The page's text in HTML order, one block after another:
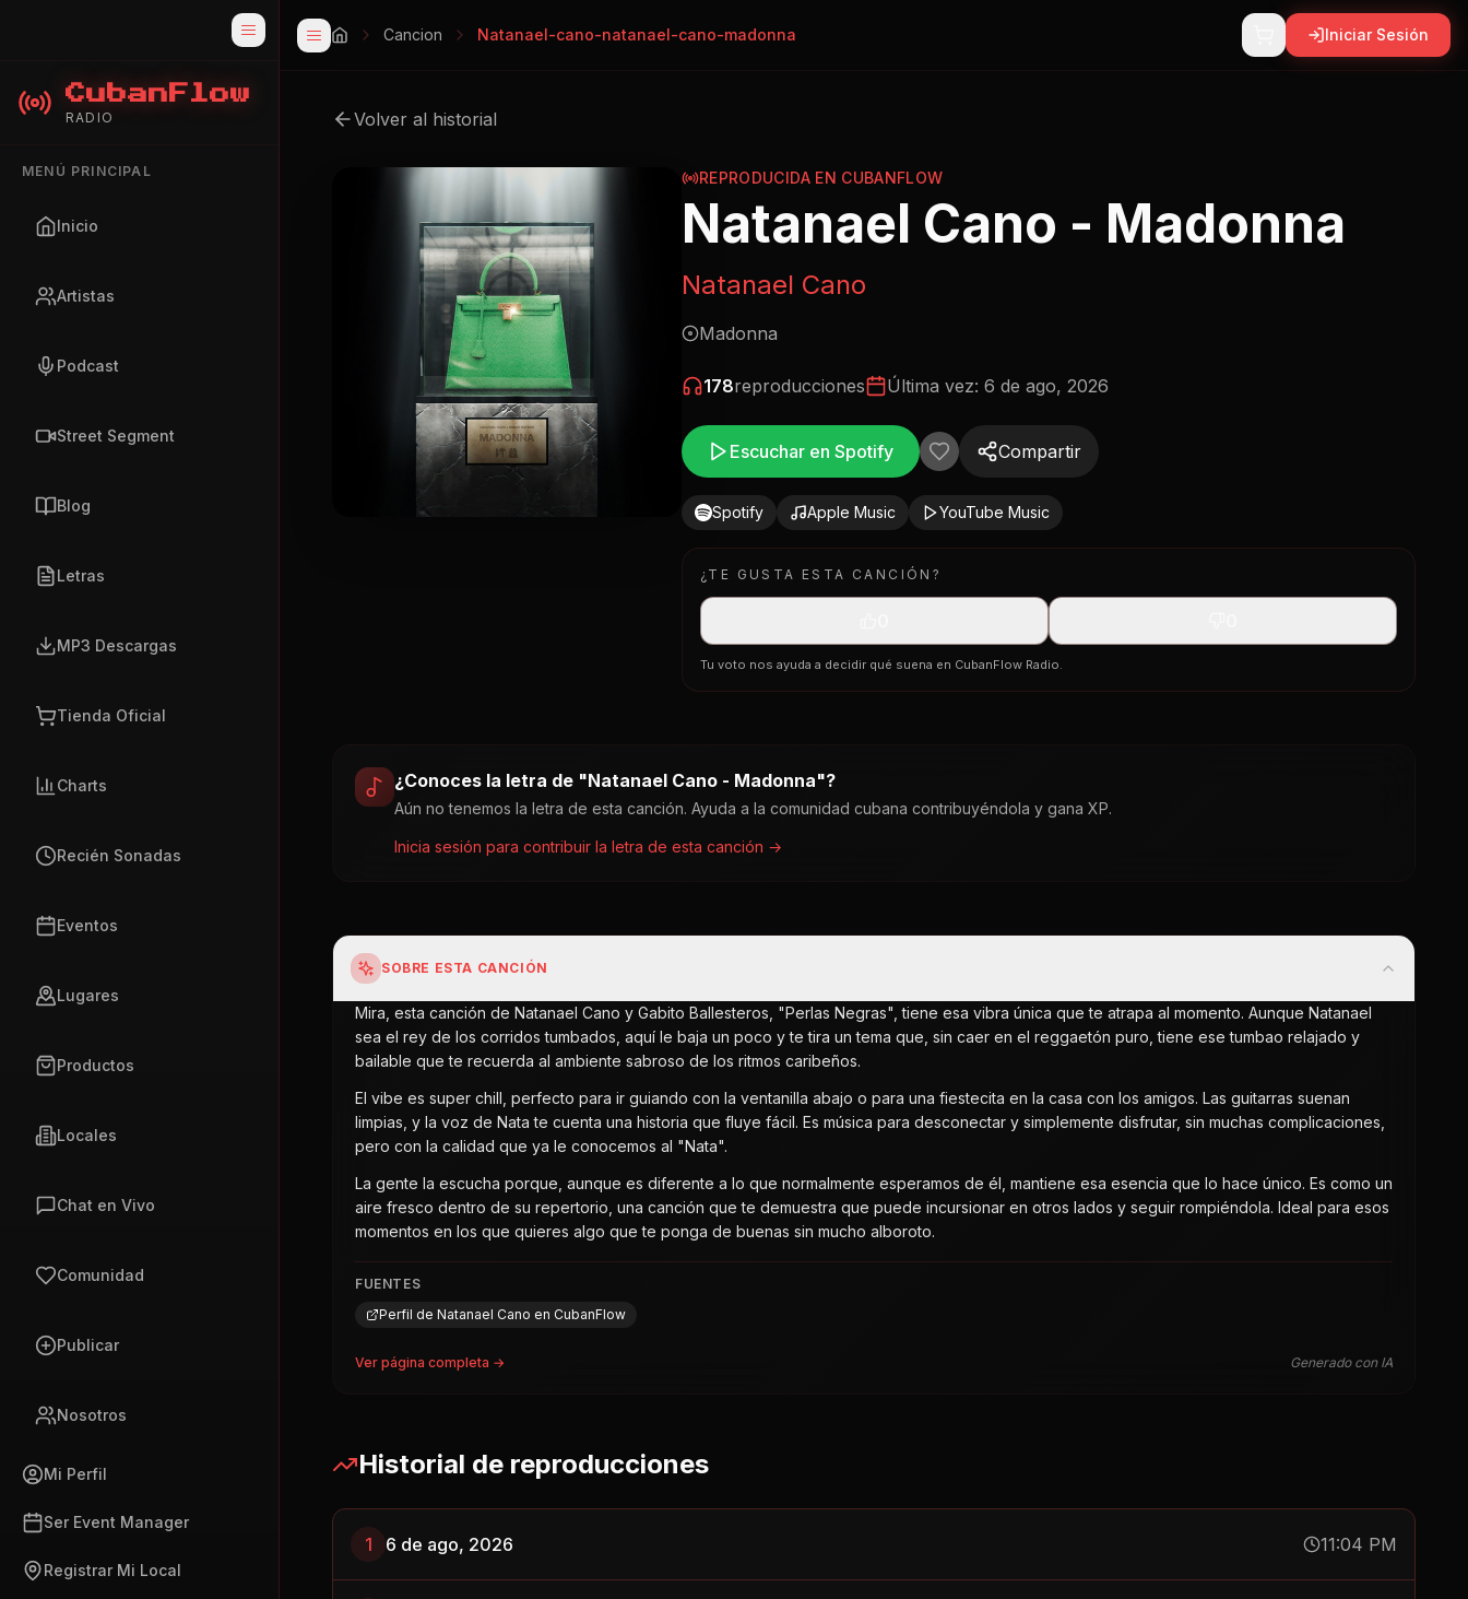
CubanFlow
RADIO
MENÚ PRINCIPAL
Inicio
Artistas
Podcast
Street Segment
Blog
Letras
MP3 Descargas
Tienda Oficial
Charts
Recién Sonadas
Eventos
Lugares
Productos
Locales
Chat en Vivo
Comunidad
Publicar
Nosotros
Mi Perfil
Ser Event Manager
Registrar Mi Local
Cancion Natanael-cano-natanael-cano-madonna Iniciar Sesión
Volver al historial
REPRODUCIDA EN CUBANFLOW
Natanael Cano - Madonna
Natanael Cano
Madonna
178reproducciones Última vez: 6 de ago, 2026
Escuchar en Spotify Compartir
Spotify Apple Music YouTube Music
¿TE GUSTA ESTA CANCIÓN?
Tu voto nos ayuda a decidir qué suena en CubanFlow Radio.
¿Conoces la letra de "Natanael Cano - Madonna"?
Aún no tenemos la letra de esta canción. Ayuda a la comunidad cubana contribuyéndola y gana XP.
Inicia sesión para contribuir la letra de esta canción →
SOBRE ESTA CANCIÓN
Mira, esta canción de Natanael Cano y Gabito Ballesteros, "Perlas Negras", tiene esa vibra única que te atrapa al momento. Aunque Natanael
sea el rey de los corridos tumbados, aquí le baja un poco y te tira un tema que, sin caer en el reggaetón puro, tiene ese tumbao relajado y
bailable que te recuerda al ambiente sabroso de los ritmos caribeños.
El vibe es super chill, perfecto para ir guiando con la ventanilla abajo o para una fiestecita en la casa con los amigos. Las guitarras suenan
limpias, y la voz de Nata te cuenta una historia que fluye fácil. Es música para desconectar y simplemente disfrutar, sin muchas complicaciones,
pero con la calidad que ya le conocemos al "Nata".
La gente la escucha porque, aunque es diferente a lo que normalmente esperamos de él, mantiene esa esencia que lo hace único. Es como un
aire fresco dentro de su repertorio, una canción que te demuestra que puede incursionar en otros lados y seguir rompiéndola. Ideal para esos
momentos en los que quieres algo que te ponga de buenas sin mucho alboroto.
FUENTES
Perfil de Natanael Cano en CubanFlow
Ver página completa → Generado con IA
Historial de reproducciones
1 6 de ago, 2026 11:04 PM